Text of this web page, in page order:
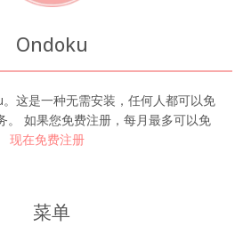
Ondoku
这是一种无需安装，任何人都可以免
。 如果您免费注册，每月最多可以免
现在免费注册
菜单